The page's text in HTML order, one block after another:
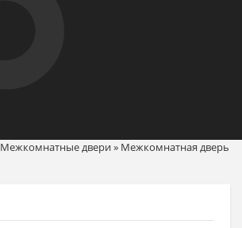
Межкомнатные двери» Межкомнатная дверь